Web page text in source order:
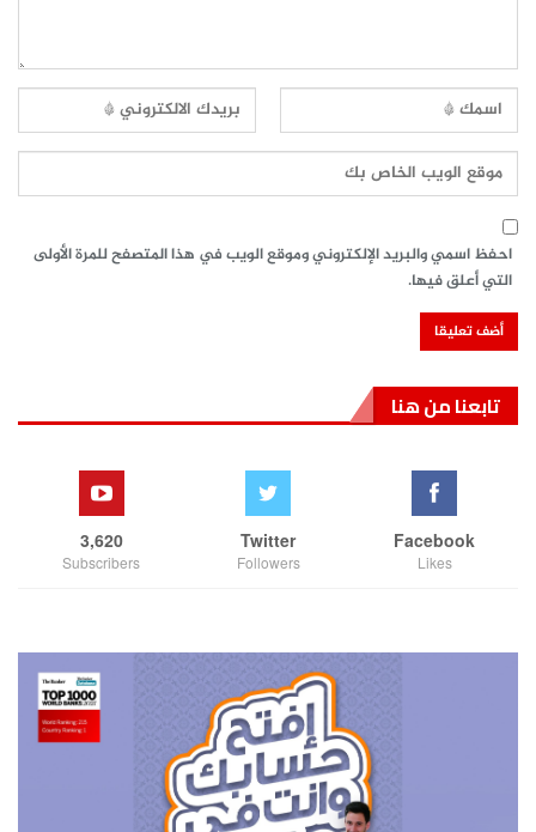
احفظ اسمي والبريد الإلكتروني وموقع الويب في هذا المتصفح للمرة الأولى
التي أعلق فيها.
تابعنا من هنا
Facebook
Likes
Twitter
Followers
3,620
Subscribers